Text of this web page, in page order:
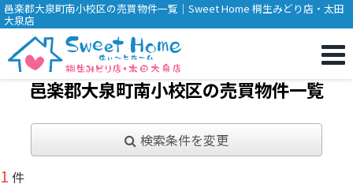
邑楽郡大泉町南小校区の売買物件一覧｜Sweet Home 桐生みどり店・太田
大泉店
邑楽郡大泉町南小校区の売買物件一覧
検索条件を変更
1 件